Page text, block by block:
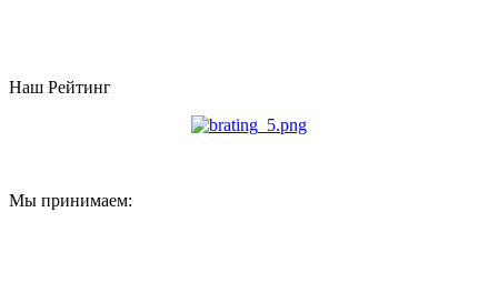
Наш Рейтинг
Мы принимаем: